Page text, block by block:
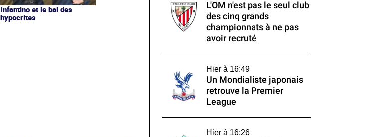
Infantino et le bal des
hypocrites
L'OM n'est pas le seul club
des cinq grands
championnats à ne pas
avoir recruté
Hier à 16:49
Un Mondialiste japonais
retrouve la Premier
League
Hier à 16:26